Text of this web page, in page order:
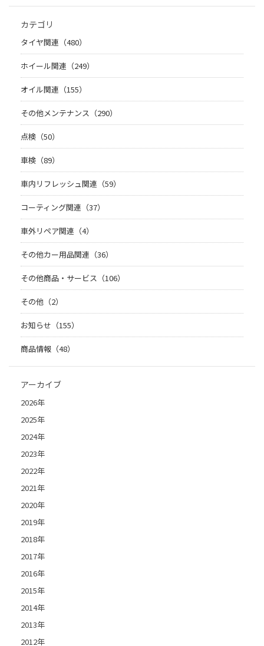
カテゴリ
タイヤ関連（480）
ホイール関連（249）
オイル関連（155）
その他メンテナンス（290）
点検（50）
車検（89）
車内リフレッシュ関連（59）
コーティング関連（37）
車外リペア関連（4）
その他カー用品関連（36）
その他商品・サービス（106）
その他（2）
お知らせ（155）
商品情報（48）
アーカイブ
2026年
2025年
2024年
2023年
2022年
2021年
2020年
2019年
2018年
2017年
2016年
2015年
2014年
2013年
2012年